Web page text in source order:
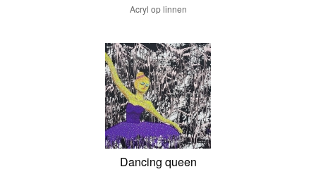
Acryl op linnen
Dancing queen